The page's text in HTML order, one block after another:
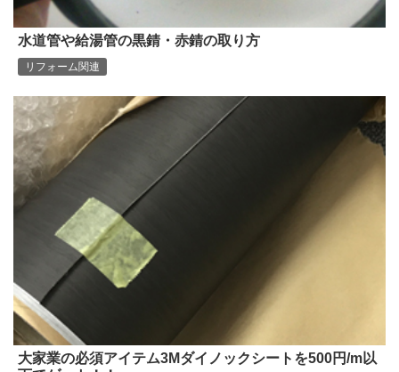
水道管や給湯管の黒錆・赤錆の取り方
リフォーム関連
大家業の必須アイテム3Mダイノックシートを500円/m以